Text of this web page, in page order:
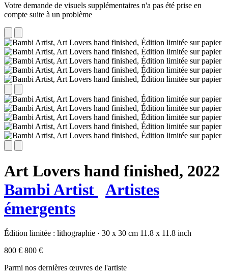
Votre demande de visuels supplémentaires n'a pas été prise en
compte suite à un problème
Art Lovers hand finished, 2022
Bambi Artist
Artistes
émergents
Édition limitée : lithographie · 30 x 30 cm 11.8 x 11.8 inch
800 € 800 €
Parmi nos dernières œuvres de l'artiste